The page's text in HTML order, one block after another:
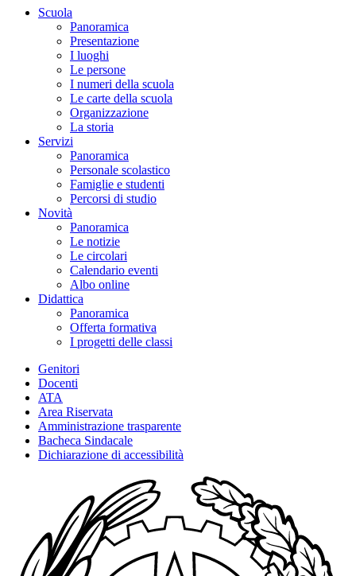
Scuola
Panoramica
Presentazione
I luoghi
Le persone
I numeri della scuola
Le carte della scuola
Organizzazione
La storia
Servizi
Panoramica
Personale scolastico
Famiglie e studenti
Percorsi di studio
Novità
Panoramica
Le notizie
Le circolari
Calendario eventi
Albo online
Didattica
Panoramica
Offerta formativa
I progetti delle classi
Genitori
Docenti
ATA
Area Riservata
Amministrazione trasparente
Bacheca Sindacale
Dichiarazione di accessibilità